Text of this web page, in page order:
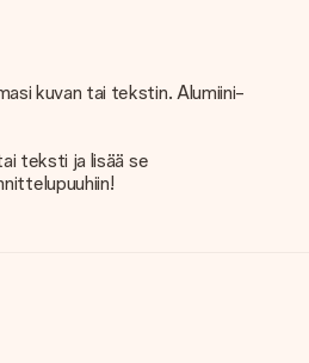
kuvan tai tekstin. Alumiini-
teksti ja lisää se